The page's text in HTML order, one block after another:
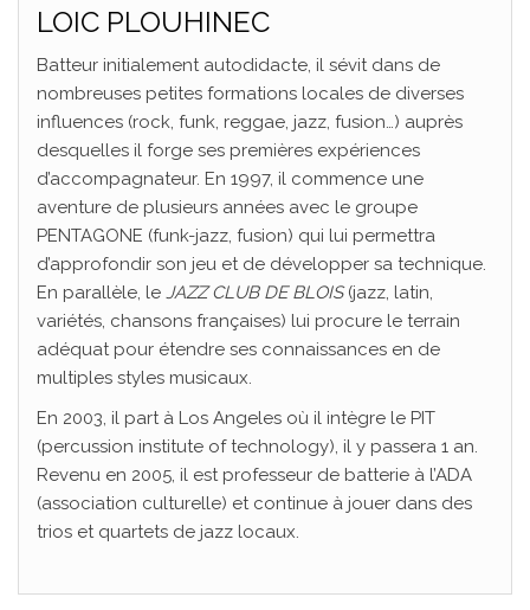
LOIC PLOUHINEC
Batteur initialement autodidacte, il sévit dans de
nombreuses petites formations locales de diverses
influences (rock, funk, reggae, jazz, fusion…) auprès
desquelles il forge ses premières expériences
d’accompagnateur. En 1997, il commence une
aventure de plusieurs années avec le groupe
PENTAGONE (funk-jazz, fusion) qui lui permettra
d’approfondir son jeu et de développer sa technique.
En parallèle, le JAZZ CLUB DE BLOIS(jazz, latin,
variétés, chansons françaises) lui procure le terrain
adéquat pour étendre ses connaissances en de
multiples styles musicaux.
En 2003, il part à Los Angeles où il intègre le PIT
(percussion institute of technology), il y passera 1 an.
Revenu en 2005, il est professeur de batterie à l’ADA
(association culturelle) et continue à jouer dans des
trios et quartets de jazz locaux.